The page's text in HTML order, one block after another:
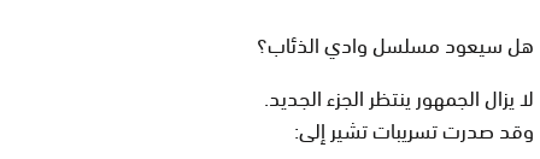
هل سيعود مسلسل وادي الذئاب؟
لا يزال الجمهور ينتظر الجزء الجديد.
وقد صدرت تسريبات تشير إلى: